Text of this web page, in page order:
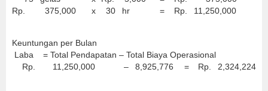
Rp.
375,000 x 30 hr = Rp. 11,250,000
Keuntungan per Bulan
Laba = Total Pendapatan – Total Biaya Operasional
Rp.
11,250,000 – 8,925,776 = Rp. 2,324,224